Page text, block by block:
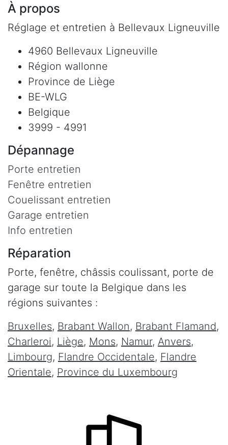
À propos
Réglage et entretien à Bellevaux Ligneuville
4960 Bellevaux Ligneuville
Région wallonne
Province de Liège
BE-WLG
Belgique
3999 - 4991
Dépannage
Porte entretien
Fenêtre entretien
Couelissant entretien
Garage entretien
Info entretien
Réparation
Porte, fenêtre, châssis coulissant, porte de
garage sur toute la Belgique dans les
régions suivantes :
Bruxelles, Brabant Wallon, Brabant Flamand,
Charleroi, Liège, Mons, Namur, Anvers,
Limbourg, Flandre Occidentale, Flandre
Orientale, Province du Luxembourg